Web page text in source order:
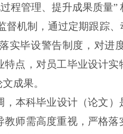
程管理、提升成果质量
机制，通过定期跟踪
实毕设警告制度，对进
点，对员工毕业设计
成果。
本科毕业设计（论文
师需高度重视，严格